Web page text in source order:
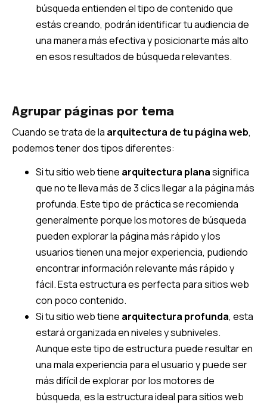
búsqueda entienden el tipo de contenido que
estás creando, podrán identificar tu audiencia de
una manera más efectiva y posicionarte más alto
en esos resultados de búsqueda relevantes.
Agrupar páginas por tema
Cuando se trata de la arquitectura de tu página web,
podemos tener dos tipos diferentes:
Si tu sitio web tiene arquitectura planasignifica
que no te lleva más de 3 clics llegar a la página más
profunda. Este tipo de práctica se recomienda
generalmente porque los motores de búsqueda
pueden explorar la página más rápido y los
usuarios tienen una mejor experiencia, pudiendo
encontrar información relevante más rápido y
fácil. Esta estructura es perfecta para sitios web
con poco contenido.
Si tu sitio web tiene arquitectura profunda, esta
estará organizada en niveles y subniveles.
Aunque este tipo de estructura puede resultar en
una mala experiencia para el usuario y puede ser
más difícil de explorar por los motores de
búsqueda, es la estructura ideal para sitios web